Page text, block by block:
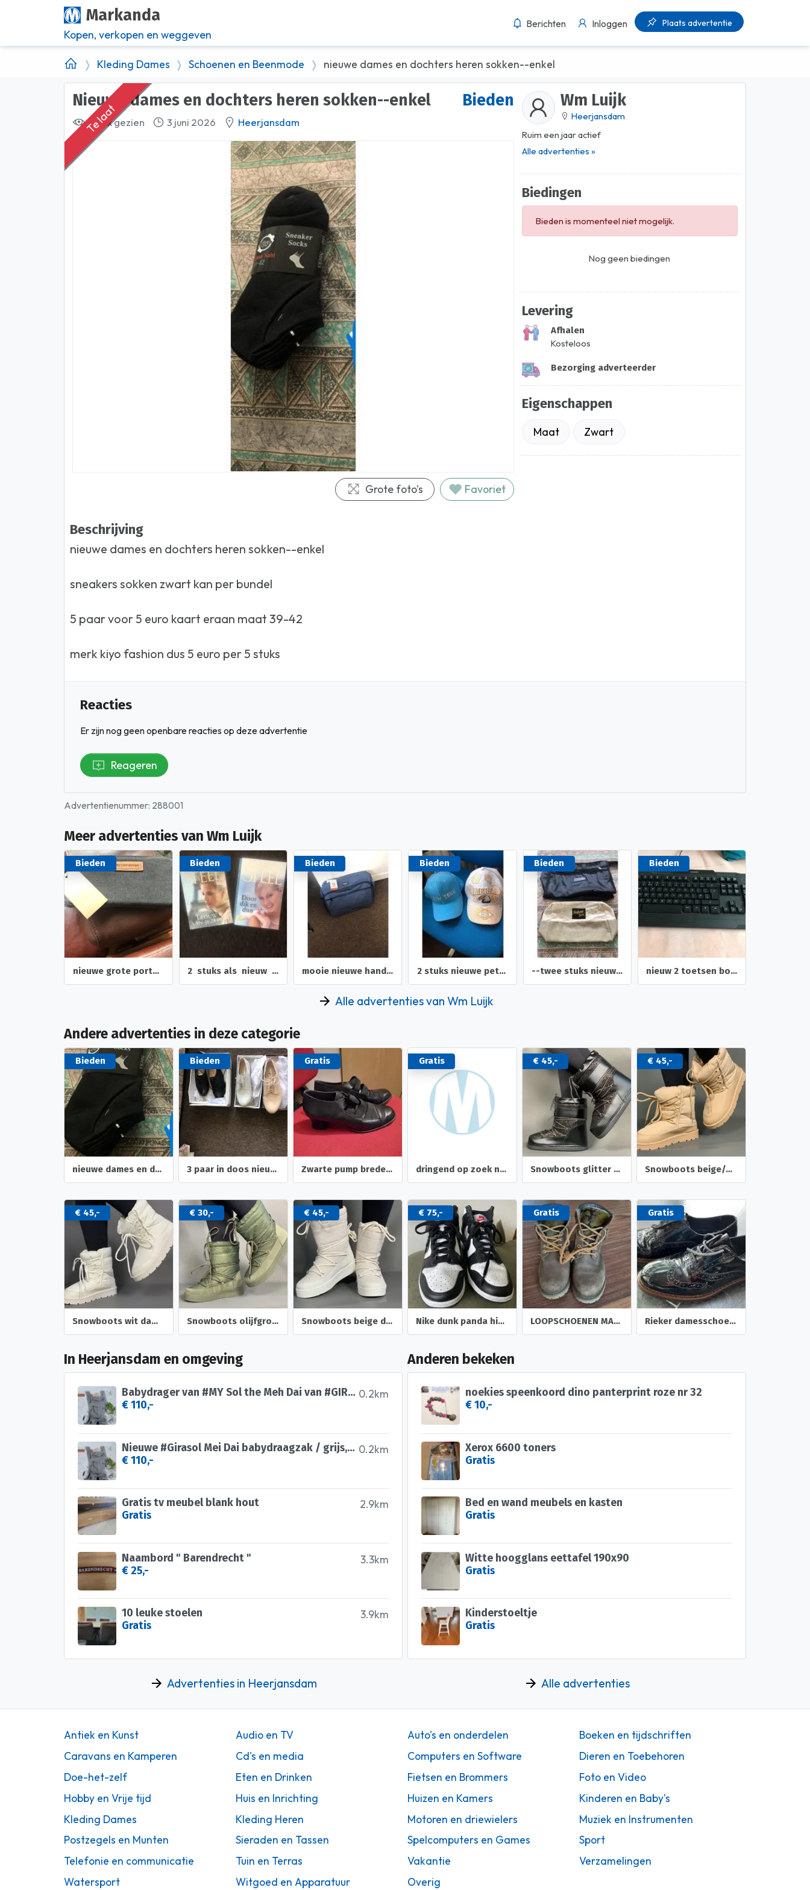
Markanda
Kopen, verkopen en weggeven
Berichten Inloggen Plaats advertentie
Kleding Dames Schoenen en Beenmode nieuwe dames en dochters heren sokken--enkel
Te laat
Bieden
nieuwe dames en dochters heren sokken--enkel
408 x gezien 3 juni 2026 Heerjansdam
Favoriet
Grote foto's
Wm Luijk
Heerjansdam
Ruim een jaar actief
Alle advertenties »
Biedingen
Bieden is momenteel niet mogelijk.
Nog geen biedingen
Levering
Afhalen
Kosteloos
Bezorging adverteerder
Eigenschappen
Maat Zwart
Beschrijving
nieuwe dames en dochters heren sokken--enkel
sneakers sokken zwart kan per bundel
5 paar voor 5 euro kaart eraan maat 39-42
merk kiyo fashion dus 5 euro per 5 stuks
Reacties
Er zijn nog geen openbare reacties op deze advertentie
Reageren
Advertentienummer: 288001
Meer advertenties van Wm Luijk
Bieden
2 stuks als nieuw boeken van danielle steel
Bieden
mooie nieuwe handige tas waterdicht met kaartje
Bieden
2 stuks nieuwe petten voor dames heren zoon
Bieden
--twee stuks nieuwe toilet tassen heren dames -en Beautycaes
Bieden
nieuw 2 toetsen borden merk hp en blaupunct
Bieden
leuke nieuwe top gebloemd gevoerd kreukvrij
Alle advertenties van Wm Luijk
Andere advertenties in deze categorie
Bieden
nieuwe dames en dochters heren sokken--enkel
Bieden
3 paar in doos nieuwe mooie klassieke
Gratis
Zwarte pump brede hak
Gratis
dringend op zoek naar dames schoenen voor goede doel
€ 45,-
Snowboots glitter zwart dames
€ 45,-
Snowboots beige/oranje dames
€ 45,-
Snowboots wit dames
€ 30,-
Snowboots olijfgroen dames
€ 45,-
Snowboots beige dames
€ 75,-
Nike dunk panda high
Gratis
LOOPSCHOENEN MAAT 36
Gratis
Rieker damesschoen 2 paar maat 41 Antistress zwart
In Heerjansdam en omgeving
0.2km
Babydrager van #MY Sol the Meh Dai van #GIRASOL, grijs
€ 110,-
0.2km
Nieuwe #Girasol Mei Dai babydraagzak / grijs, zwart
€ 110,-
2.9km
Gratis tv meubel blank hout
Gratis
3.3km
Naambord " Barendrecht "
€ 25,-
3.9km
10 leuke stoelen
Gratis
Advertenties in Heerjansdam
Anderen bekeken
noekies speenkoord dino panterprint roze nr 32
€ 10,-
Xerox 6600 toners
Gratis
Bed en wand meubels en kasten
Gratis
Witte hoogglans eettafel 190x90
Gratis
Kinderstoeltje
Gratis
Alle advertenties
Antiek en Kunst Audio en TV Auto's en onderdelen
Boeken en tijdschriften
Caravans en Kamperen
Cd's en media Computers en Software
Dieren en Toebehoren
Doe-het-zelf
Eten en Drinken Fietsen en Brommers
Foto en Video
Hobby en Vrije tijd
Huis en Inrichting Huizen en Kamers
Kinderen en Baby's
Kleding Dames
Kleding Heren Motoren en driewielers
Muziek en Instrumenten
Postzegels en Munten
Sieraden en Tassen Spelcomputers en Games
Sport
Telefonie en communicatie
Tuin en Terras Vakantie
Verzamelingen
Watersport
Witgoed en Apparatuur Overig